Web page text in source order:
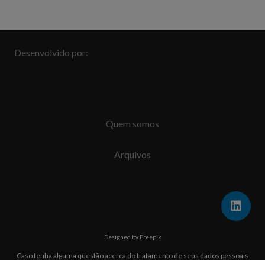
Desenvolvido por:
Quem somos
Arquivos
Designed by Freepik
Caso tenha alguma questão acerca do tratamento de seus dados pessoais